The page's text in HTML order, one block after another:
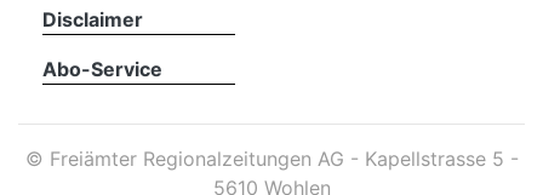
Disclaimer
Abo-Service
© Freiämter Regionalzeitungen AG - Kapellstrasse 5 -
5610 Wohlen